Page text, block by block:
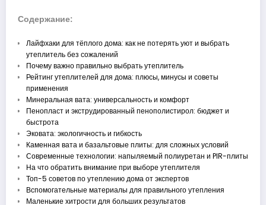
Содержание:
Лайфхаки для тёплого дома: как не потерять уют и выбрать
утеплитель без сожалений
Почему важно правильно выбрать утеплитель
Рейтинг утеплителей для дома: плюсы, минусы и советы
применения
Минеральная вата: универсальность и комфорт
Пенопласт и экструдированный пенополистирол: бюджет и
быстрота
Эковата: экологичность и гибкость
Каменная вата и базальтовые плиты: для сложных условий
Современные технологии: напыляемый полиуретан и PIR-плиты
На что обратить внимание при выборе утеплителя
Топ-5 советов по утеплению дома от экспертов
Вспомогательные материалы для правильного утепления
Маленькие хитрости для больших результатов